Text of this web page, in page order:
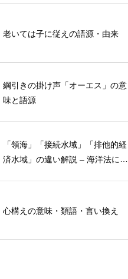
老いては子に従えの語源・由来
綱引きの掛け声「オーエス」の意
味と語源
「領海」「接続水域」「排他的経
済水域」の違い解説 – 海洋法にお
心構えの意味・類語・言い換え